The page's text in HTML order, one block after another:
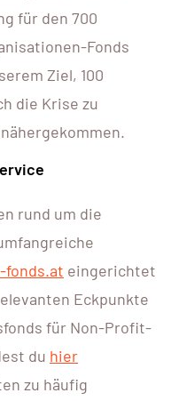
für den 700
Fonds
Ziel, 100
die Krise zu
rund um die
fonds.at eingerichtet
Eckpunkte
für Non-Profit-
du hier
zu häufig